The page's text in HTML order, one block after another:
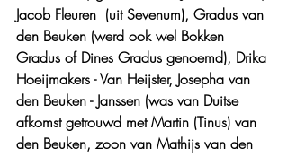
Jacob Fleuren  (uit Sevenum), Gradus van
den Beuken (werd ook wel Bokken
Gradus of Dines Gradus genoemd), Drika
Hoeijmakers - Van Heijster, Josepha van
den Beuken - Janssen (was van Duitse
afkomst getrouwd met Martin (Tinus) van
den Beuken, zoon van Mathijs van den